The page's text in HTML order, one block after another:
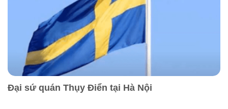
Đại sứ quán Thụy Điển tại Hà Nội